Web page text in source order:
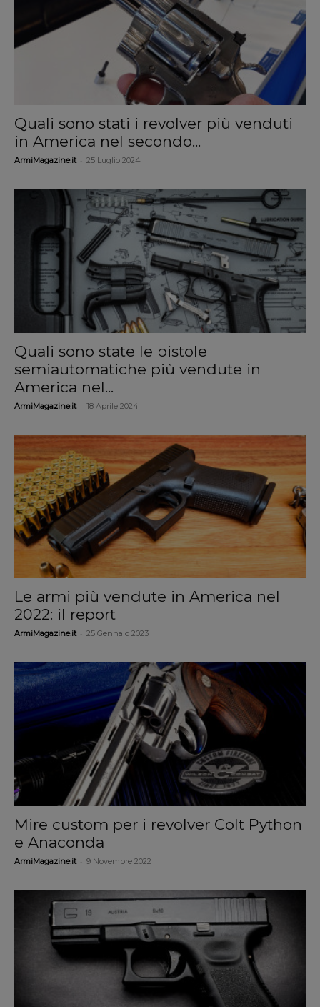
Quali sono stati i revolver più venduti
in America nel secondo...
ArmiMagazine.it 25 Luglio 2024
Quali sono state le pistole
semiautomatiche più vendute in
America nel...
ArmiMagazine.it 18 Aprile 2024
Le armi più vendute in America nel
2022: il report
ArmiMagazine.it 25 Gennaio 2023
Mire custom per i revolver Colt Python
e Anaconda
ArmiMagazine.it 9 Novembre 2022